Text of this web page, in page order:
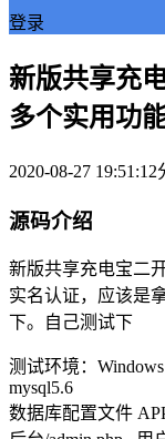
登录
新版共享充
多个实用功
2020-08-27 19:51:12
源码介绍
新版共享充电宝二
实名认证，应该是
下。自己测试下
测试环境：
mysql5.6
数据库配置文件